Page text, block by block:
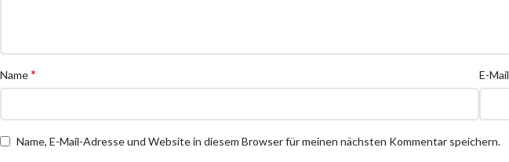
Name* E-Mail
Name, E-Mail-Adresse und Website in diesem Browser für meinen nächsten Kommentar speichern.